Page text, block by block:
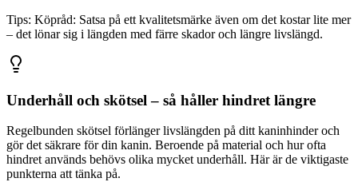
Tips: Köpråd: Satsa på ett kvalitetsmärke även om det kostar lite mer
– det lönar sig i längden med färre skador och längre livslängd.
Underhåll och skötsel – så håller hindret längre
Regelbunden skötsel förlänger livslängden på ditt kaninhinder och
gör det säkrare för din kanin. Beroende på material och hur ofta
hindret används behövs olika mycket underhåll. Här är de viktigaste
punkterna att tänka på.